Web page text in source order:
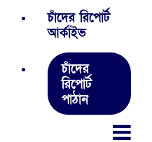
চাঁদের রিপোর্ট
আর্কাইভ
চাঁদের
রিপোর্ট
পাঠান